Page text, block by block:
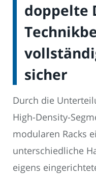
doppelte
sicher
Durch die
High-Density-
modularen Racks
unterschiedliche
eigens